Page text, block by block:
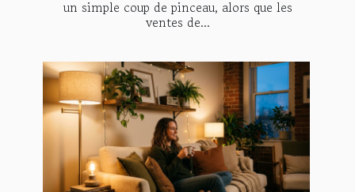
un simple coup de pinceau, alors que les
ventes de...